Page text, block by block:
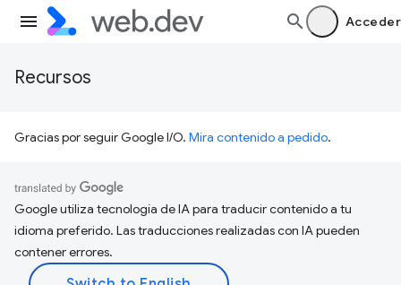
Acceder
Recursos
Gracias por seguir Google I/O. Mira contenido a pedido.
Google utiliza tecnología de IA para traducir contenido a tu
idioma preferido. Las traducciones realizadas con IA pueden
contener errores.